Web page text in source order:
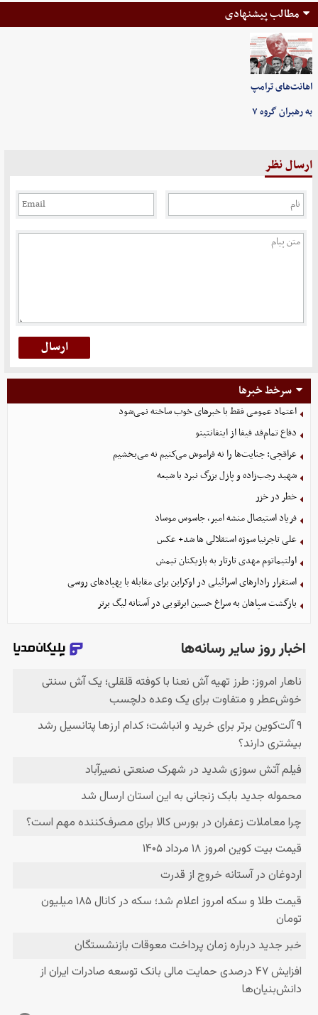
مطالب پیشنهادی
اهانت‌های ترامپ
به رهبران گروه ۷
ارسال نظر
سرخط خبرها
اعتماد عمومی فقط با خبرهای خوب ساخته نمی‌شود
دفاع تمام‌قد فیفا از اینفانتینو
عراقچی: جنایت‌ها را نه فراموش می‌کنیم نه می‌بخشیم
شهید رجب‌زاده و پازل بزرگ نبرد با شیعه
خطر در خزر
فریاد استیصال منشه امیر، جاسوس موساد
علی تاجرنیا سوژه استقلالی‌ ها شد+ عکس
اولتیماتوم مهدی تارتار به بازیکنان تیمش
استقرار رادارهای اسرائیلی در اوکراین برای مقابله با پهپادهای روسی
بازگشت سپاهان به سراغ حسین ابرقویی در آستانه لیگ برتر